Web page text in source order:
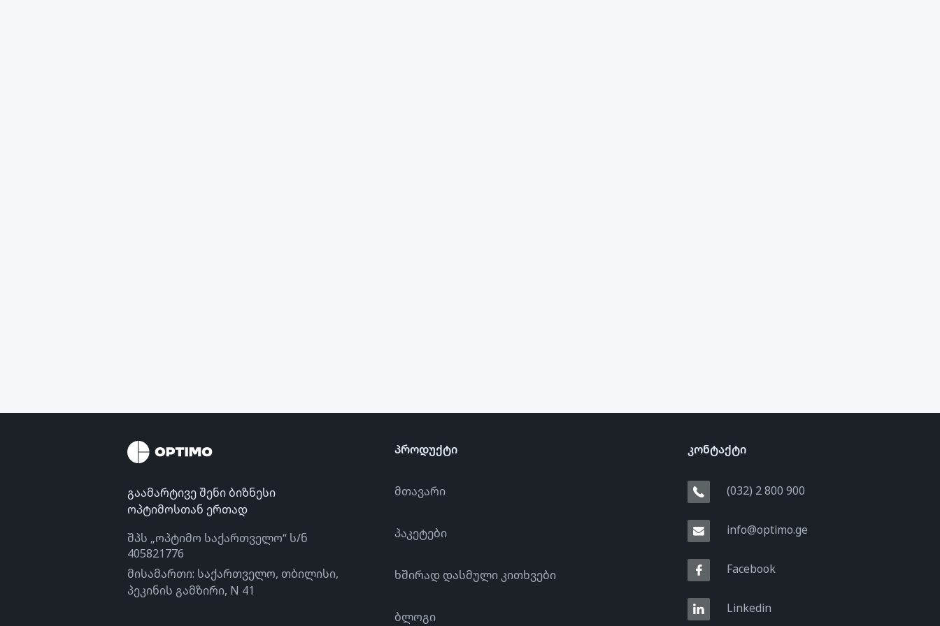
გაამარტივე შენი ბიზნესი
ოპტიმოსთან ერთად
შპს „ოპტიმო საქართველო“ ს/ნ
405821776
მისამართი: საქართველო, თბილისი,
პეკინის გამზირი, N 41
პროდუქტი
მთავარი
პაკეტები
ხშირად დასმული კითხვები
ბლოგი
კონტაქტი
(032) 2 800 900
info@optimo.ge
Facebook
Linkedin